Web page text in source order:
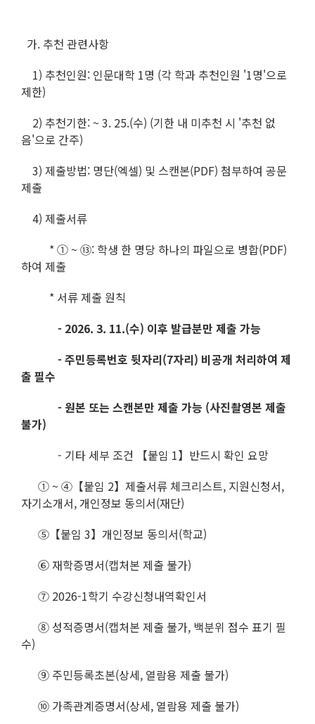
가. 추천 관련사항
1) 추천인원: 인문대학 1명 (각 학과 추천인원 '1명'으로
제한)
2) 추천기한: ~ 3. 25.(수) (기한 내 미추천 시 '추천 없
음'으로 간주)
3) 제출방법: 명단(엑셀) 및 스캔본(PDF) 첨부하여 공문
제출
4) 제출서류
* ① ~ ⑬: 학생 한 명당 하나의 파일으로 병합(PDF)
하여 제출
* 서류 제출 원칙
- 2026. 3. 11.(수) 이후 발급분만 제출 가능
- 주민등록번호 뒷자리(7자리) 비공개 처리하여 제
출 필수
- 원본 또는 스캔본만 제출 가능 (사진촬영본 제출
불가)
- 기타 세부 조건 【붙임 1】반드시 확인 요망
① ~ ④【붙임 2】제출서류 체크리스트, 지원신청서,
자기소개서, 개인정보 동의서(재단)
⑤【붙임 3】개인정보 동의서(학교)
⑥ 재학증명서(캡처본 제출 불가)
⑦ 2026-1학기 수강신청내역확인서
⑧ 성적증명서(캡처본 제출 불가, 백분위 점수 표기 필
수)
⑨ 주민등록초본(상세, 열람용 제출 불가)
⑩ 가족관계증명서(상세, 열람용 제출 불가)